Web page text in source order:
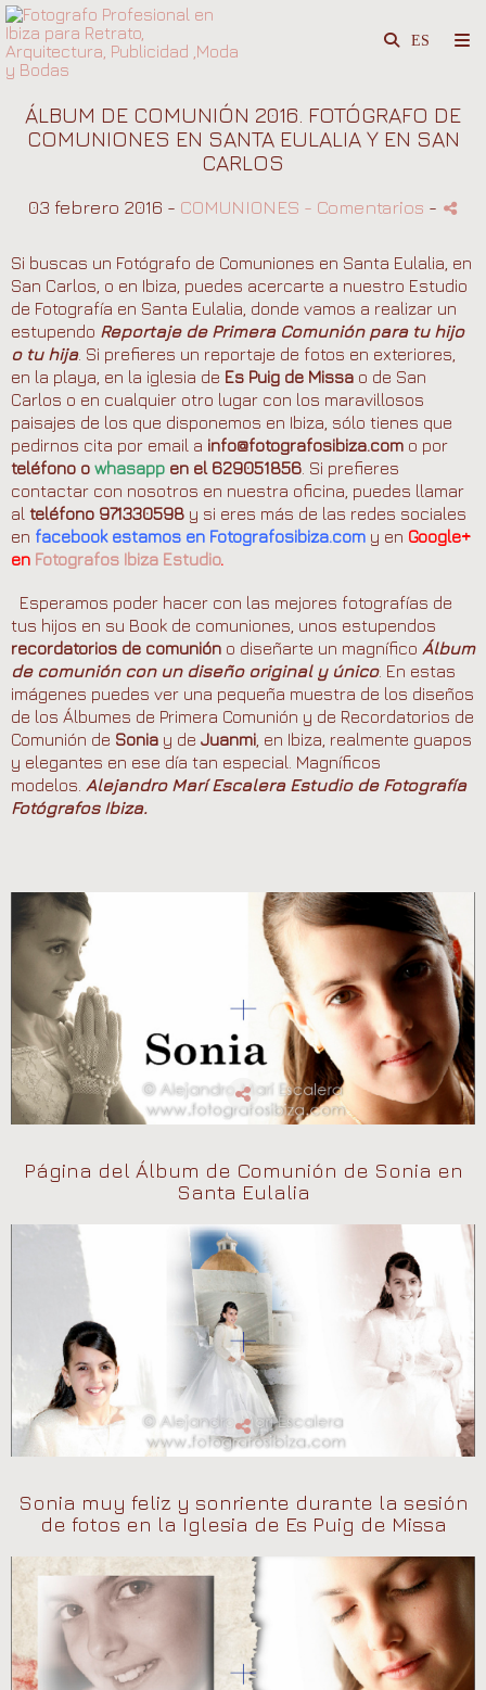
ÁLBUM DE COMUNIÓN 2016. FOTÓGRAFO DE
COMUNIONES EN SANTA EULALIA Y EN SAN
CARLOS
03 febrero 2016 - COMUNIONES - Comentarios -
Si buscas un Fotógrafo de Comuniones en Santa Eulalia, en
San Carlos, o en Ibiza, puedes acercarte a nuestro Estudio
de Fotografía en Santa Eulalia, donde vamos a realizar un
estupendo Reportaje de Primera Comunión para tu hijo
o tu hija. Si prefieres un reportaje de fotos en exteriores,
en la playa, en la iglesia de Es Puig de Missa o de San
Carlos o en cualquier otro lugar con los maravillosos
paisajes de los que disponemos en Ibiza, sólo tienes que
pedirnos cita por email a info@fotografosibiza.com o por
teléfono o whasapp en el 629051856 . Si prefieres
contactar con nosotros en nuestra oficina, puedes llamar
al teléfono 971330598 y si eres más de las redes sociales
en facebook estamos en Fotografosibiza.com y en Google+
en Fotografos Ibiza Estudio.
Esperamos poder hacer con las mejores fotografías de
tus hijos en su Book de comuniones, unos estupendos
recordatorios de comunión o diseñarte un magnífico Álbum
de comunión con un diseño original y único. En estas
imágenes puedes ver una pequeña muestra de los diseños
de los Álbumes de Primera Comunión y de Recordatorios de
Comunión de Sonia y de Juanmi , en Ibiza, realmente guapos
y elegantes en ese día tan especial. Magníficos
modelos. Alejandro Marí Escalera Estudio de Fotografía
Fotógrafos Ibiza.
Página del Álbum de Comunión de Sonia en
Santa Eulalia
Sonia muy feliz y sonriente durante la sesión
de fotos en la Iglesia de Es Puig de Missa